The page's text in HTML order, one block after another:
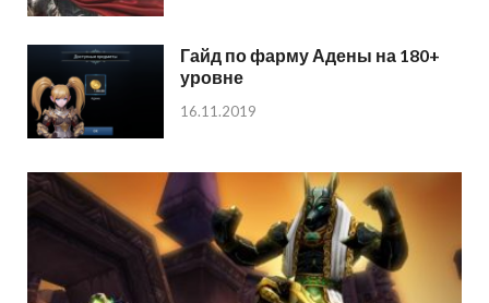
Гайд по фарму Адены на 180+
уровне
16.11.2019